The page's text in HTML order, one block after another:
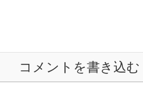
コメントを書き込む